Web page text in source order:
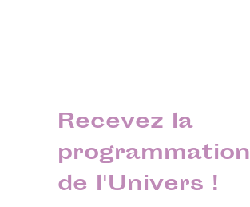
Recevez la
programmation
de l'Univers !